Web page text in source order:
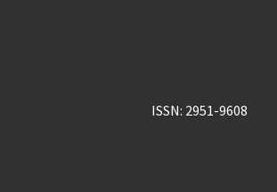
ISSN: 2951-9608